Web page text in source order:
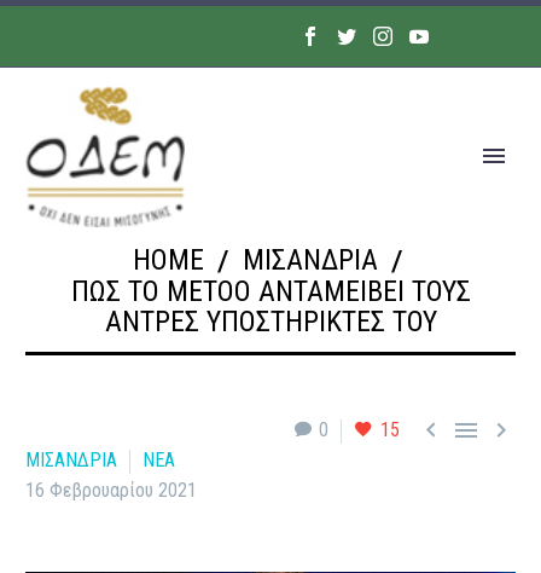
HOME
ΜΙΣΑΝΔΡΙΑ
ΠΩΣ ΤΟ METOO ΑΝΤΑΜΕΊΒΕΙ ΤΟΥΣ
ΆΝΤΡΕΣ ΥΠΟΣΤΗΡΙΚΤΈΣ ΤΟΥ
0 15   
ΜΙΣΑΝΔΡΙΑ
ΝΕΑ
16 Φεβρουαρίου 2021